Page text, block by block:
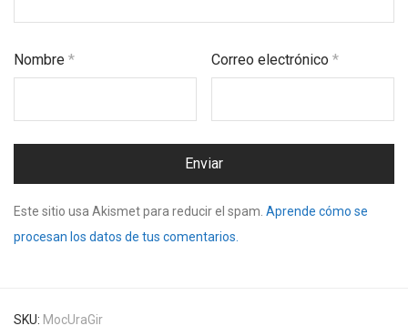
Nombre * Correo electrónico*
Este sitio usa Akismet para reducir el spam. Aprende cómo se
procesan los datos de tus comentarios.
SKU: MocUraGir